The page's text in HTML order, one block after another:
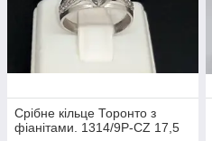
Срібне кільце Торонто з
фіанітами. 1314/9Р-CZ 17,5